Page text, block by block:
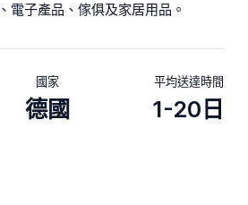
電子產品、傢俱及家居用品。
國家
德國
平均送達時間
1-20日